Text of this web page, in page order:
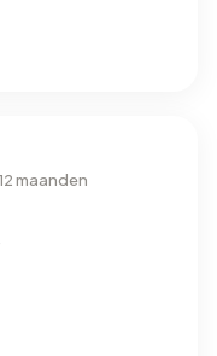
maanden